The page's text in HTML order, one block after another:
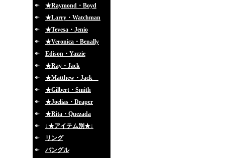
★Raymond・Boyd
★Larry・Watchman
★Tevesa・Jenio
★Veronica・Benally
Edison・Yazzie
★Ray・Jack
★Matthew・Jack
★Gilbert・Smith
★Joelias・Draper
★Rita・Quezada
↓★アイテム別★↓
リング
バングル